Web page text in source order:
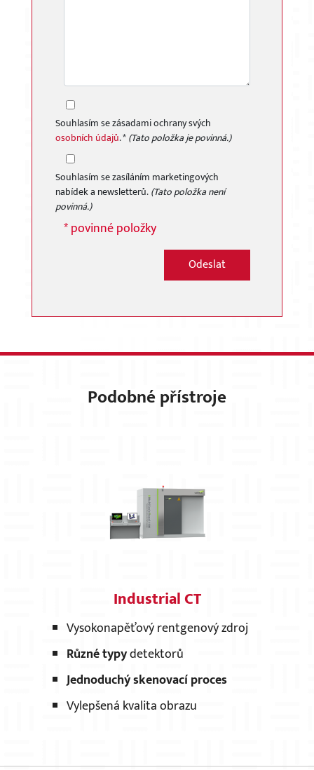
Souhlasím se zásadami ochrany svých
osobních údajů. *(Tato položka je povinná.)
Souhlasím se zasíláním marketingových
nabídek a newsletterů.(Tato položka není
povinná.)
* povinné položky
Odeslat
Podobné přístroje
Industrial CT
Vysokonapěťový rentgenový zdroj
Různé typydetektorů
Jednoduchý skenovací proces
Vylepšená kvalita obrazu